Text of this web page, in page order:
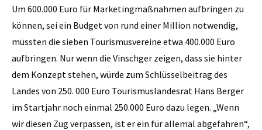
Um 600.000 Euro für Marketingmaßnahmen aufbringen zu
können, sei ein Budget von rund einer Million notwendig,
müssten die sieben Tourismusvereine etwa 400.000 Euro
aufbringen. Nur wenn die Vinschger zeigen, dass sie hinter
dem Konzept stehen, würde zum Schlüsselbeitrag des
Landes von 250. 000 Euro Tourismuslandesrat Hans Berger
im Startjahr noch einmal 250.000 Euro dazu legen. „Wenn
wir diesen Zug verpassen, ist er ein für allemal abgefahren“,